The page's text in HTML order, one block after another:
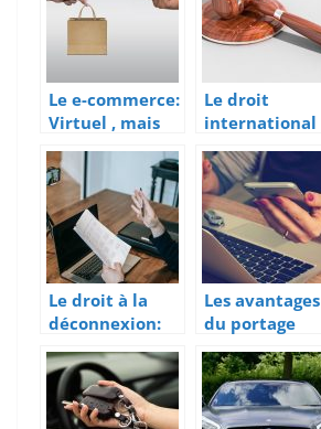
Le e-commerce:
Virtuel , mais
encadré par la
loi
Le droit
international
public : les
sujets
Le droit à la
déconnexion:
un concept
encore flou
pour certains
employeurs
Les avantages
du portage
salarial